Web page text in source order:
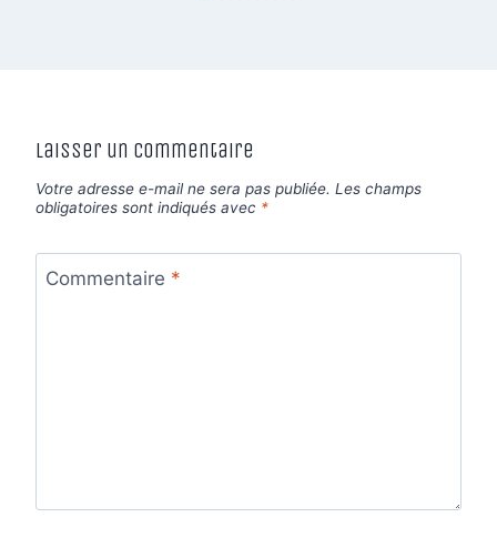
Laisser un commentaire
Votre adresse e-mail ne sera pas publiée. Les champs
obligatoires sont indiqués avec *
Commentaire *